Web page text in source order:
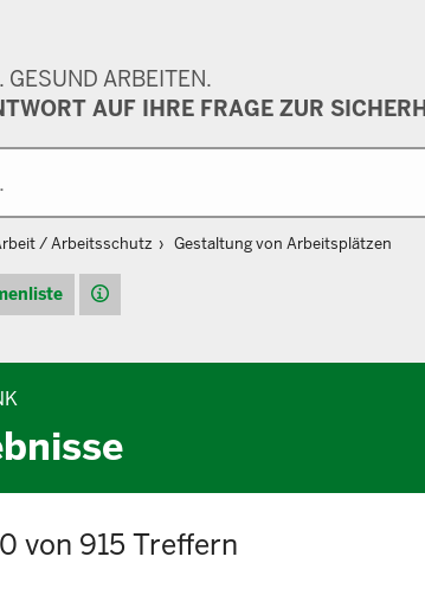
GESUND ARBEITEN.
AUF IHRE FRAGE ZUR
/ Arbeitsschutz Gestaltung von Arbeitsplätzen
Hilfe
von 915 Treffern